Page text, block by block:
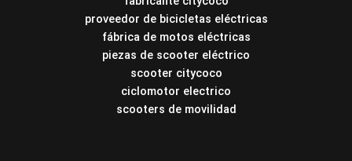
proveedor de bicicletas eléctricas
fábrica de motos eléctricas
piezas de scooter eléctrico
scooter citycoco
ciclomotor electrico
scooters de movilidad